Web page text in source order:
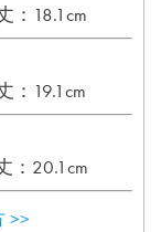
：18.1cm
：19.1cm
：20.1cm
>>